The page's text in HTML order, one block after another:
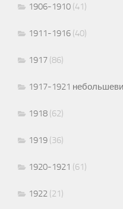
1906-1910 (41)
1911-1916 (40)
1917 (86)
1917-1921
1918 (62)
1919 (36)
1920-1921 (61)
1922 (21)